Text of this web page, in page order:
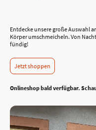
Entdecke unsere große Auswahl
Körper umschmeicheln. Von
fündig!
Jetzt shoppen
Onlineshop bald verfügbar.